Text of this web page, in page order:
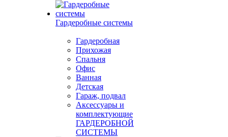
Гардеробные системы
Гардеробная
Прихожая
Спальня
Офис
Ванная
Детская
Гараж, подвал
Аксессуары и
комплектующие
ГАРДЕРОБНОЙ
СИСТЕМЫ